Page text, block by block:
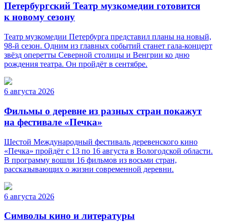
Петербургский Театр музкомедии готовится
к новому сезону
Театр музкомедии Петербурга представил планы на новый,
98-й сезон. Одним из главных событий станет гала-концерт
звёзд оперетты Северной столицы и Венгрии ко дню
рождения театра. Он пройдёт в сентябре.
6 августа 2026
Фильмы о деревне из разных стран покажут
на фестивале «Печка»
Шестой Международный фестиваль деревенского кино
«Печка» пройдёт с 13 по 16 августа в Вологодской области.
В программу вошли 16 фильмов из восьми стран,
рассказывающих о жизни современной деревни.
6 августа 2026
Символы кино и литературы